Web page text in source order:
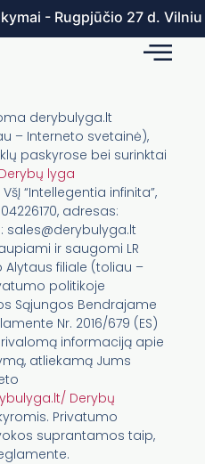
- Rugpjūčio 27 d. Vilniuje.
derybulyga.lt
– Interneto svetainė),
paskyrose bei surinktai
Derybų lyga
“Intellegentia infinita”,
adresas:
sales@derybulyga.lt
ir saugomi LR
filiale (toliau –
politikoje
Sąjungos Bendrajame
Nr. 2016/679 (ES)
informaciją apie
atliekamą Jums
Derybų
Privatumo
suprantamos taip,